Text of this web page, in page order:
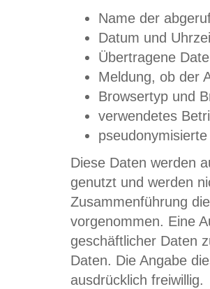
Name der
Datum und
Übertragene
Meldung, ob der
Browsertyp und
verwendetes
Diese Daten werden
genutzt und werden
Zusammenführung
vorgenommen. Eine
geschäftlicher Daten
Daten. Die Angabe
ausdrücklich freiwillig.